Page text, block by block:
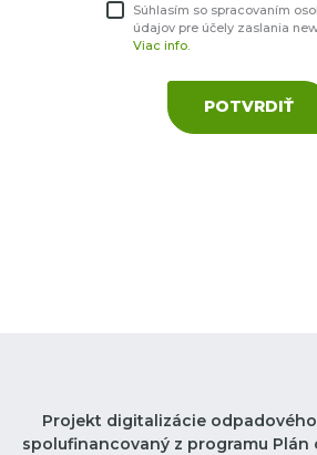
Súhlasím so spracovaním
údajov pre účely zaslania
Viac info.
POTVRDIŤ
Projekt digitalizácie
spolufinancovaný z programu